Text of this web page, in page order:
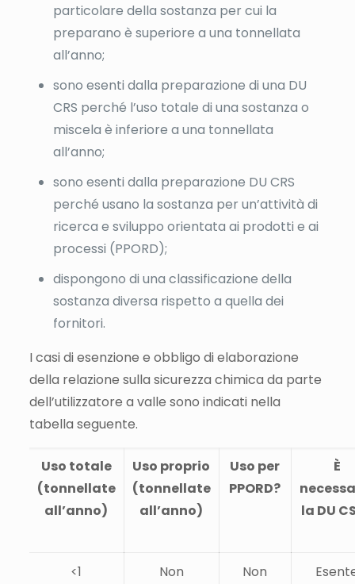
particolare della sostanza per cui la
preparano è superiore a una tonnellata
all’anno;
sono esenti dalla preparazione di una DU
CRS perché l’uso totale di una sostanza o
miscela è inferiore a una tonnellata
all’anno;
sono esenti dalla preparazione DU CRS
perché usano la sostanza per un’attività di
ricerca e sviluppo orientata ai prodotti e ai
processi (PPORD);
dispongono di una classificazione della
sostanza diversa rispetto a quella dei
fornitori.
I casi di esenzione e obbligo di elaborazione
della relazione sulla sicurezza chimica da parte
dell’utilizzatore a valle sono indicati nella
tabella seguente.
Uso totale
(tonnellate
all’anno)
Uso proprio
(tonnellate
all’anno)
Uso per
PPORD?
È
la DU
<1
Non
Non